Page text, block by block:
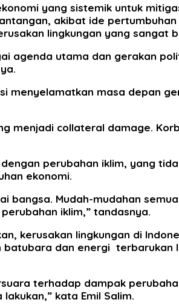
yang sistemik untuk
akibat ide
lingkungan yang sangat
agenda utama dan gerakan
menyelamatkan masa depan
menjadi collateral damage.
perubahan iklim, yang
ekonomi.
bangsa. Mudah-mudahan
iklim,” tandasnya.
kerusakan lingkungan di
dan energi terbarukan
terhadap dampak
kata Emil Salim.